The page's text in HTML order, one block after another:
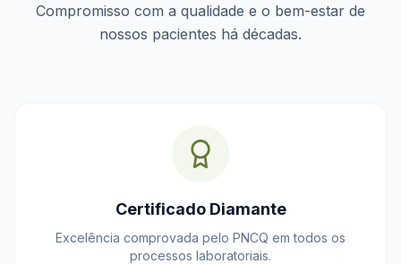
Compromisso com a qualidade e o bem-estar de
nossos pacientes há décadas.
Certificado Diamante
Excelência comprovada pelo PNCQ em todos os
processos laboratoriais.